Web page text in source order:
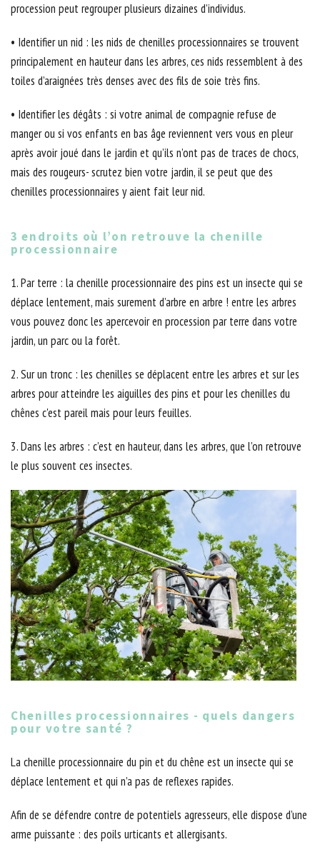
procession peut regrouper plusieurs dizaines d’individus.
• Identifier un nid : les nids de chenilles processionnaires se trouvent
principalement en hauteur dans les arbres, ces nids ressemblent à des
toiles d’araignées très denses avec des fils de soie très fins.
• Identifier les dégâts : si votre animal de compagnie refuse de
manger ou si vos enfants en bas âge reviennent vers vous en pleur
après avoir joué dans le jardin et qu’ils n’ont pas de traces de chocs,
mais des rougeurs- scrutez bien votre jardin, il se peut que des
chenilles processionnaires y aient fait leur nid.
3 endroits où l’on retrouve la chenille
processionnaire
1. Par terre : la chenille processionnaire des pins est un insecte qui se
déplace lentement, mais surement d’arbre en arbre ! entre les arbres
vous pouvez donc les apercevoir en procession par terre dans votre
jardin, un parc ou la forêt.
2. Sur un tronc : les chenilles se déplacent entre les arbres et sur les
arbres pour atteindre les aiguilles des pins et pour les chenilles du
chênes c'est pareil mais pour leurs feuilles.
3. Dans les arbres : c’est en hauteur, dans les arbres, que l’on retrouve
le plus souvent ces insectes.
Chenilles processionnaires - quels dangers
pour votre santé ?
La chenille processionnaire du pin et du chêne est un insecte qui se
déplace lentement et qui n’a pas de reflexes rapides.
Afin de se défendre contre de potentiels agresseurs, elle dispose d’une
arme puissante : des poils urticants et allergisants.